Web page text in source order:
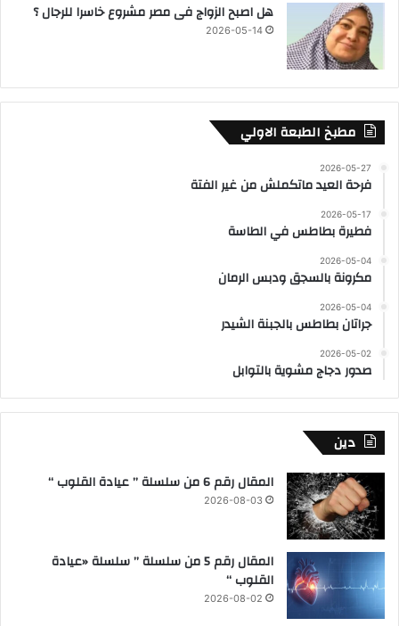
هل اصبح الزواج فى مصر مشروع خاسرا للرجال ؟
2026-05-14
مطبخ الطبعة الاولي
2026-05-27
فرحة العيد ماتكملش من غير الفتة
2026-05-17
فطيرة بطاطس في الطاسة
2026-05-04
مكرونة بالسجق ودبس الرمان
2026-05-04
جراتان بطاطس بالجبنة الشيدر
2026-05-02
صدور دجاج مشوية بالتوابل
دين
المقال رقم 6 من سلسلة ” عيادة القلوب “
2026-08-03
المقال رقم 5 من سلسلة ” سلسلة «عيادة
القلوب “
2026-08-02